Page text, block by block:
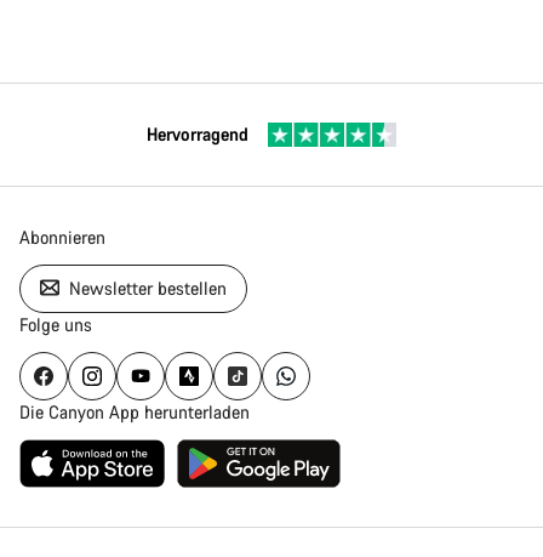
Hervorragend
Abonnieren
Newsletter bestellen
Folge uns
Die Canyon App herunterladen